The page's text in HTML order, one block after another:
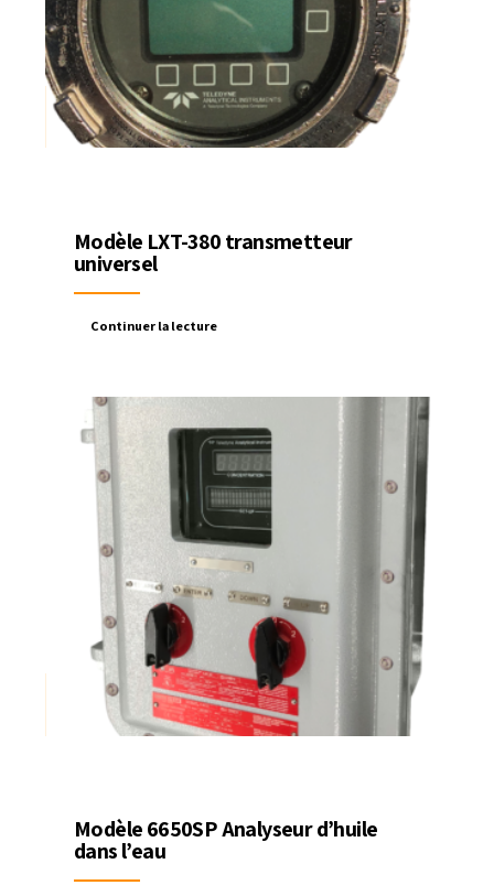
Modèle LXT-380 transmetteur
universel
Continuer la lecture
Modèle 6650SP Analyseur d’huile
dans l’eau